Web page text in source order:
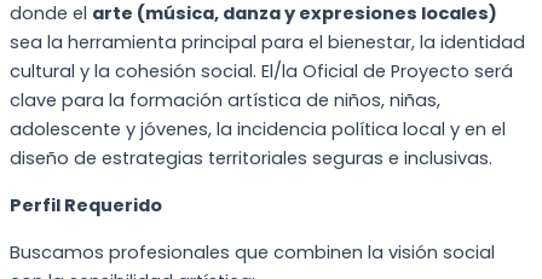
donde el arte (música, danza y expresiones locales)
sea la herramienta principal para el bienestar, la identidad
cultural y la cohesión social. El/la Oficial de Proyecto será
clave para la formación artística de niños, niñas,
adolescente y jóvenes, la incidencia política local y en el
diseño de estrategias territoriales seguras e inclusivas.
Perfil Requerido
Buscamos profesionales que combinen la visión social